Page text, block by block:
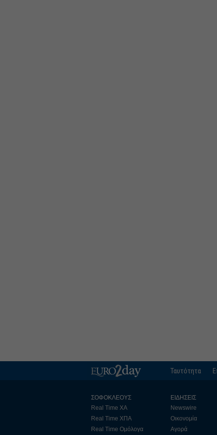
Ταυτότητα
ΣΟΦΟΚΛΕΟΥΣ
Real Time ΧΑ
Real Time ΧΠΑ
Real Time Ομόλογα
ΕΙΔΗΣΕΙΣ
Newswire
Οικονομία
Αγορά